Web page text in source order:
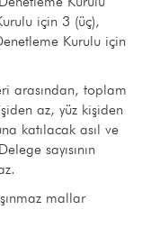
için 3 (üç),
Kurulu için
arasından, toplam
az, yüz kişiden
katılacak asıl ve
sayısının
mallar